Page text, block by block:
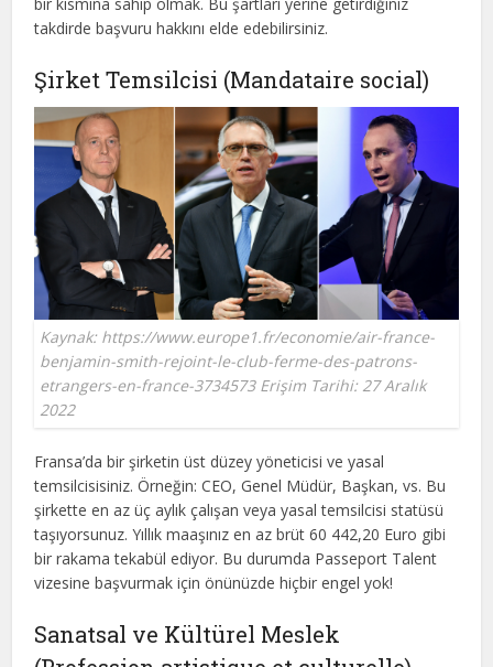
takdirde başvuru hakkını elde edebilirsiniz.
Şirket Temsilcisi (Mandataire social)
Kaynak: https://www.europe1.fr/economie/air-france-
benjamin-smith-rejoint-le-club-ferme-des-patrons-
etrangers-en-france-3734573 Erişim Tarihi: 27 Aralık
2022
Fransa’da bir şirketin üst düzey yöneticisi ve yasal
temsilcisisiniz. Örneğin: CEO, Genel Müdür, Başkan, vs. Bu
şirkette en az üç aylık çalışan veya yasal temsilcisi statüsü
taşıyorsunuz. Yıllık maaşınız en az brüt 60 442,20 Euro gibi
bir rakama tekabül ediyor. Bu durumda Passeport Talent
vizesine başvurmak için önünüzde hiçbir engel yok!
Sanatsal ve Kültürel Meslek